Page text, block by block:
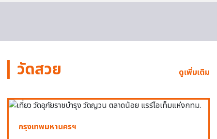
วัดสวย ดูเพิ่มเติม
กรุงเทพมหานครฯ